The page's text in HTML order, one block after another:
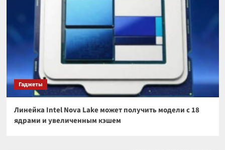
Гаджеты
Линейка Intel Nova Lake может получить модели с 18
ядрами и увеличенным кэшем